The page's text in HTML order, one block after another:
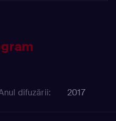
difuzării: 2017